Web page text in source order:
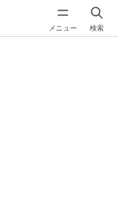
メニュー 検索